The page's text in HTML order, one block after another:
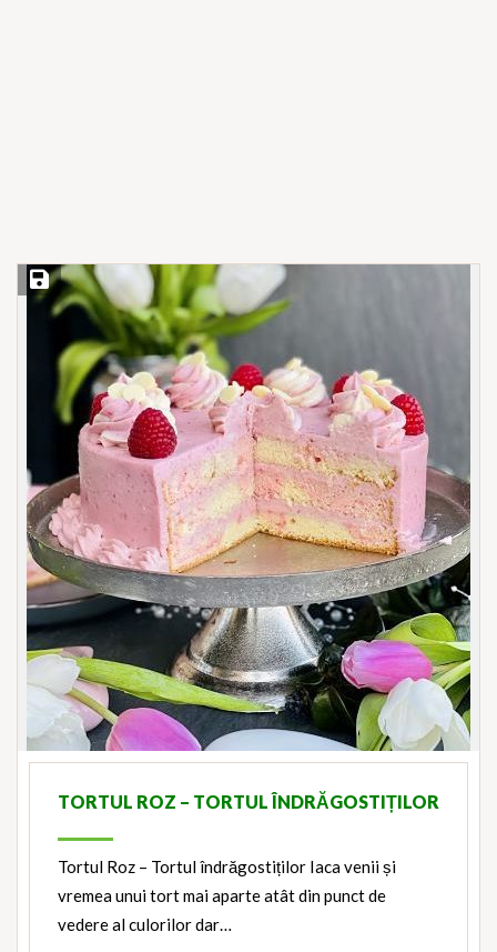
Save Recipe
TORTUL ROZ – TORTUL ÎNDRĂGOSTIȚILOR
Tortul Roz – Tortul îndrăgostiților Iaca venii și
vremea unui tort mai aparte atât din punct de
vedere al culorilor dar…